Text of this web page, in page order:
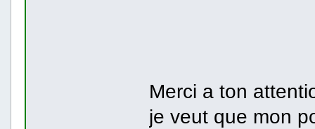
Merci a ton
je veut que mon